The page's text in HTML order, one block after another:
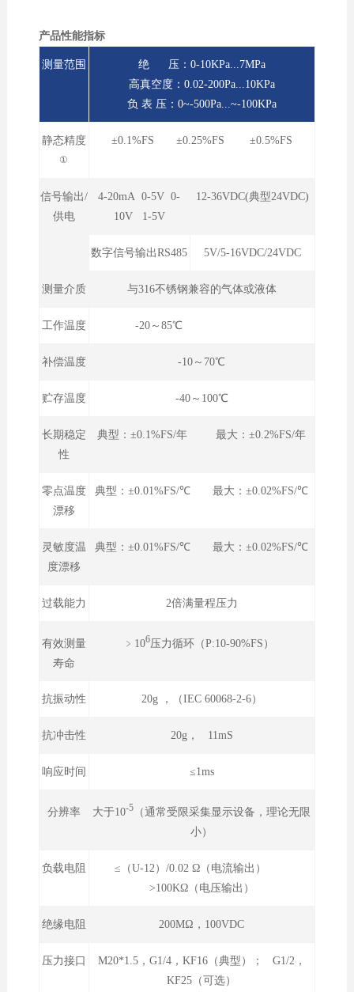
产品性能指标
测量范围
绝 压：0-10KPa...7MPa
高真空度：0.02-200Pa...10KPa
负 表 压：0~-500Pa...~-100KPa
静态精度
①
±0.1%FS ±0.25%FS ±0.5%FS
信号输出/
供电
4-20mA 0-5V 0-
10V 1-5V
12-36VDC(典型24VDC)
数字信号输出RS485 5V/5-16VDC/24VDC
测量介质 与316不锈钢兼容的气体或液体
工作温度 -20～85℃
补偿温度 -10～70℃
贮存温度 -40～100℃
长期稳定
性
典型：±0.1%FS/年 最大：±0.2%FS/年
零点温度
漂移
典型：±0.01%FS/℃ 最大：±0.02%FS/℃
灵敏度温
度漂移
典型：±0.01%FS/℃ 最大：±0.02%FS/℃
过载能力 2倍满量程压力
有效测量
寿命
﹥106压力循环（P:10-90%FS）
抗振动性 20g ，（IEC 60068-2-6）
抗冲击性 20g， 11mS
响应时间 ≤1ms
分辨率 大于10-5
（通常受限采集显示设备，理论无限
小）
负载电阻
≤（U-12）/0.02 Ω（电流输出）
>100KΩ（电压输出）
绝缘电阻 200MΩ，100VDC
压力接口
M20*1.5，G1/4，KF16（典型）； G1/2，
KF25（可选）